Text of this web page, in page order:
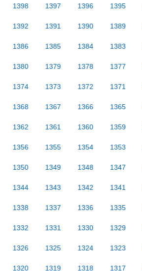
1398 1397 1396 1395
1392 1391 1390 1389
1386 1385 1384 1383
1380 1379 1378 1377
1374 1373 1372 1371
1368 1367 1366 1365
1362 1361 1360 1359
1356 1355 1354 1353
1350 1349 1348 1347
1344 1343 1342 1341
1338 1337 1336 1335
1332 1331 1330 1329
1326 1325 1324 1323
1320 1319 1318 1317